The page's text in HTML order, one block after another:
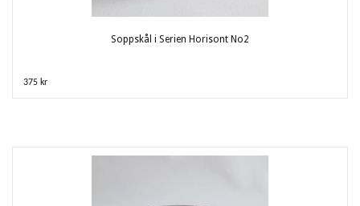
Soppskål i Serien Horisont No2
375 kr